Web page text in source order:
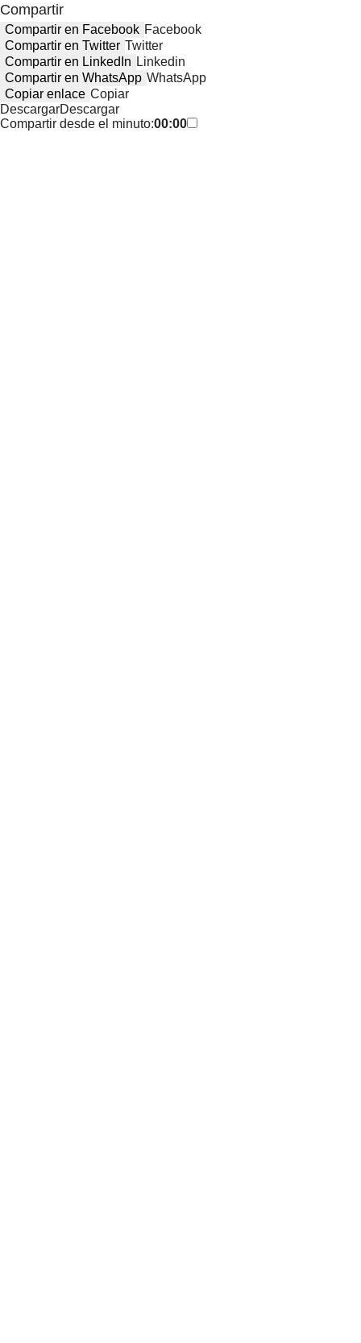
Compartir
Compartir en Facebook Facebook
Compartir en Twitter Twitter
Compartir en LinkedIn Linkedin
Compartir en WhatsApp WhatsApp
Copiar enlace Copiar
DescargarDescargar
Compartir desde el minuto:00:00